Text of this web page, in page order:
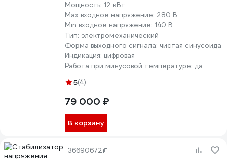
Мощность: 12 кВт
Max входное напряжение: 280 В
Min входное напряжение: 140 В
Тип: электромеханический
Форма выходного сигнала: чистая синусоида
Индикация: цифровая
Работа при минусовой температуре: да
5(4)
79 000 ₽
В корзину
36690672